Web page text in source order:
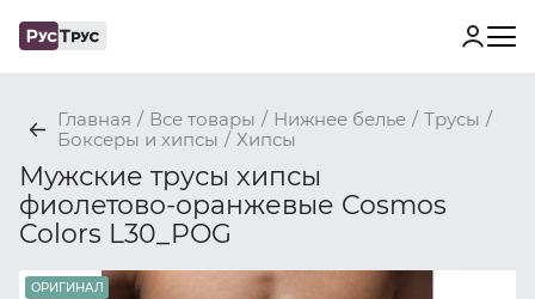
Главная / Все товары / Нижнее белье / Трусы /
Боксеры и хипсы / Хипсы
Мужские трусы хипсы
фиолетово-оранжевые Cosmos
Colors L30_POG
ОРИГИНАЛ